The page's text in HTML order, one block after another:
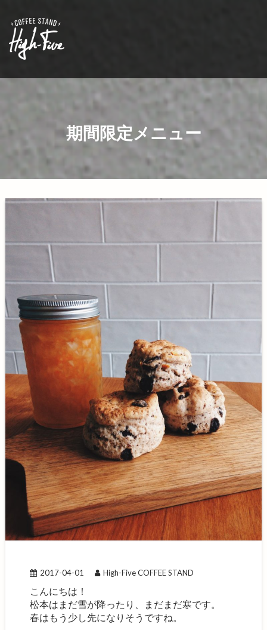
content
期間限定メニュー
2017-04-01 High-Five COFFEE STAND
こんにちは！
松本はまだ雪が降ったり、まだまだ寒です。
春はもう少し先になりそうですね。